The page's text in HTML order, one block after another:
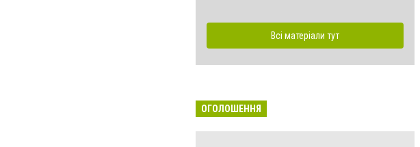
Всі матеріали тут
ОГОЛОШЕННЯ